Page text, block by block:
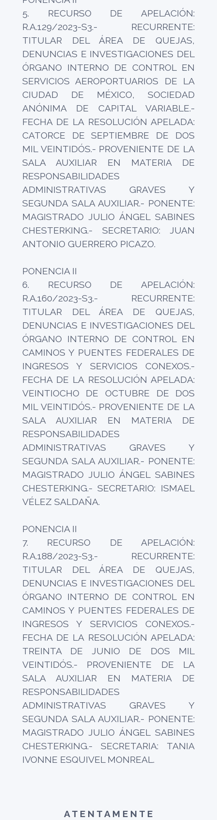
5. RECURSO DE APELACIÓN:
R.A.129/2023-S3.- RECURRENTE:
TITULAR DEL ÁREA DE QUEJAS,
DENUNCIAS E INVESTIGACIONES DEL
ÓRGANO INTERNO DE CONTROL EN
SERVICIOS AEROPORTUARIOS DE LA
CIUDAD DE MÉXICO, SOCIEDAD
ANÓNIMA DE CAPITAL VARIABLE.-
FECHA DE LA RESOLUCIÓN APELADA:
CATORCE DE SEPTIEMBRE DE DOS
MIL VEINTIDÓS.- PROVENIENTE DE LA
SALA AUXILIAR EN MATERIA DE
RESPONSABILIDADES
ADMINISTRATIVAS GRAVES Y
SEGUNDA SALA AUXILIAR.- PONENTE:
MAGISTRADO JULIO ÁNGEL SABINES
CHESTERKING.- SECRETARIO: JUAN
ANTONIO GUERRERO PICAZO.
PONENCIA II
6. RECURSO DE APELACIÓN:
R.A.160/2023-S3.- RECURRENTE:
TITULAR DEL ÁREA DE QUEJAS,
DENUNCIAS E INVESTIGACIONES DEL
ÓRGANO INTERNO DE CONTROL EN
CAMINOS Y PUENTES FEDERALES DE
INGRESOS Y SERVICIOS CONEXOS.-
FECHA DE LA RESOLUCIÓN APELADA:
VEINTIOCHO DE OCTUBRE DE DOS
MIL VEINTIDÓS.- PROVENIENTE DE LA
SALA AUXILIAR EN MATERIA DE
RESPONSABILIDADES
ADMINISTRATIVAS GRAVES Y
SEGUNDA SALA AUXILIAR.- PONENTE:
MAGISTRADO JULIO ÁNGEL SABINES
CHESTERKING.- SECRETARIO: ISMAEL
VÉLEZ SALDAÑA.
PONENCIA II
7. RECURSO DE APELACIÓN:
R.A.188/2023-S3.- RECURRENTE:
TITULAR DEL ÁREA DE QUEJAS,
DENUNCIAS E INVESTIGACIONES DEL
ÓRGANO INTERNO DE CONTROL EN
CAMINOS Y PUENTES FEDERALES DE
INGRESOS Y SERVICIOS CONEXOS.-
FECHA DE LA RESOLUCIÓN APELADA:
TREINTA DE JUNIO DE DOS MIL
VEINTIDÓS.- PROVENIENTE DE LA
SALA AUXILIAR EN MATERIA DE
RESPONSABILIDADES
ADMINISTRATIVAS GRAVES Y
SEGUNDA SALA AUXILIAR.- PONENTE:
MAGISTRADO JULIO ÁNGEL SABINES
CHESTERKING.- SECRETARIA: TANIA
IVONNE ESQUIVEL MONREAL.
A T E N T A M E N T E